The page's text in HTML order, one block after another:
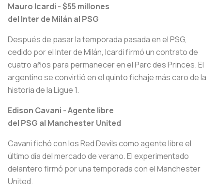
Mauro Icardi - $55 millones
del Inter de Milán al PSG
Después de pasar la temporada pasada en el PSG,
cedido por el Inter de Milán, Icardi firmó un contrato de
cuatro años para permanecer en el Parc des Princes. El
argentino se convirtió en el quinto fichaje más caro de la
historia de la Ligue 1.
Edison Cavani - Agente libre
del PSG al Manchester United
Cavani fichó con losRed Devilscomo agente libre el
último día del mercado de verano. El experimentado
delantero firmó por una temporada con el Manchester
United.